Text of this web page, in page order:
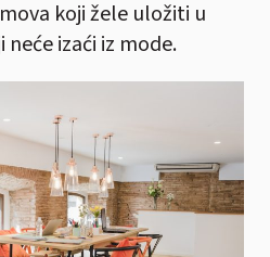
koji žele uložiti u
izaći iz mode.